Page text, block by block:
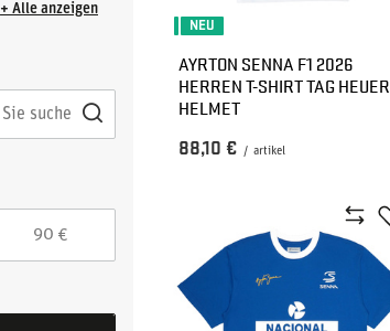
+ Alle anzeigen
€
NEU
AYRTON SENNA F1 2026
HERREN T-SHIRT TAG HEUER
HELMET
88,10 € / artikel